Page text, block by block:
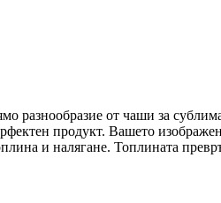
от чаши за
продукт. Вашето
и налягане. Топлината